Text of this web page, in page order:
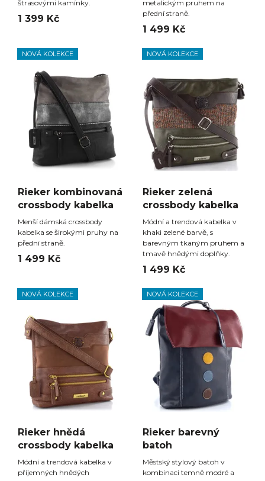
štrasovými kamínky.
1 399 Kč
metalickým pruhem na
přední straně.
1 499 Kč
NOVÁ KOLEKCE
Rieker kombinovaná
crossbody kabelka
Menší dámská crossbody
kabelka se širokými pruhy na
přední straně.
1 499 Kč
NOVÁ KOLEKCE
Rieker zelená
crossbody kabelka
Módní a trendová kabelka v
khaki zelené barvě, s
barevným tkaným pruhem a
tmavě hnědými doplňky.
1 499 Kč
NOVÁ KOLEKCE
Rieker hnědá
crossbody kabelka
Módní a trendová kabelka v
příjemných hnědých
NOVÁ KOLEKCE
Rieker barevný
batoh
Městský stylový batoh v
kombinaci temně modré a